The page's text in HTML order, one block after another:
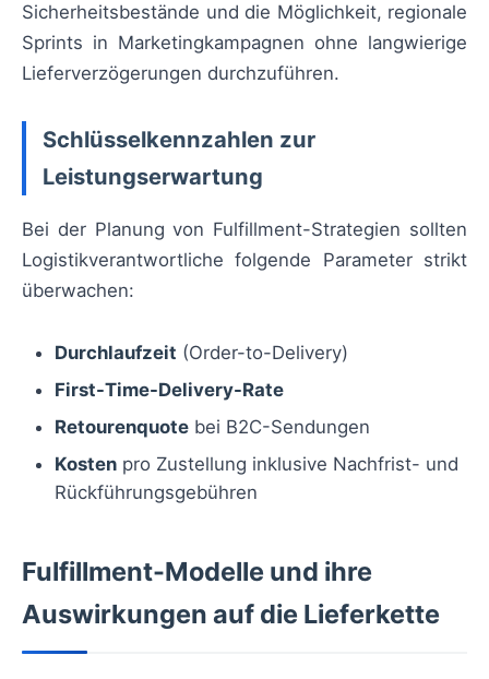
Sicherheitsbestände und die Möglichkeit, regionale
Sprints in Marketingkampagnen ohne langwierige
Lieferverzögerungen durchzuführen.
Schlüsselkennzahlen zur
Leistungserwartung
Bei der Planung von Fulfillment-Strategien sollten
Logistikverantwortliche folgende Parameter strikt
überwachen:
Durchlaufzeit (Order-to-Delivery)
First-Time-Delivery-Rate
Retourenquote bei B2C-Sendungen
Kosten pro Zustellung inklusive Nachfrist- und
Rückführungsgebühren
Fulfillment-Modelle und ihre
Auswirkungen auf die Lieferkette